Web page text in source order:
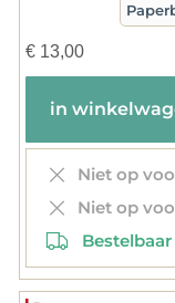
€13,00
in
Niet op
Niet op
Bestelbaar